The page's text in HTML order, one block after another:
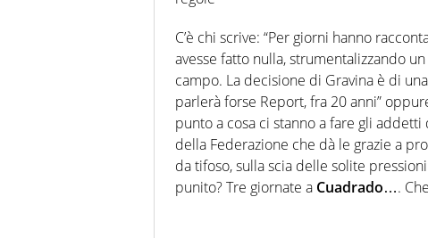
C’è chi scrive: “Per giorni hanno
avesse fatto nulla, strumentalizzando
campo. La decisione di Gravina è di
parlerà forse Report, fra 20 anni”
punto a cosa ci stanno a fare gli addetti
della Federazione che dà le grazie a
da tifoso, sulla scia delle solite
punito? Tre giornate a Cuadrado….